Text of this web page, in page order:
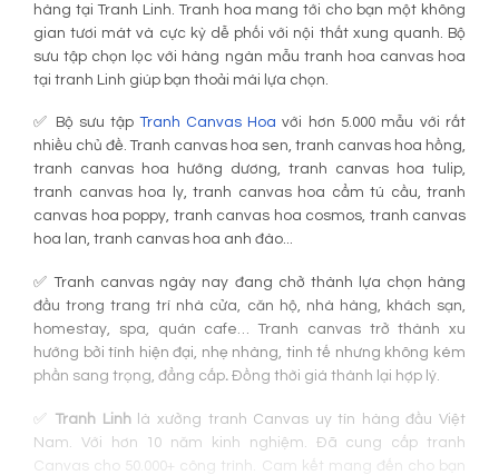
hàng tại Tranh Linh. Tranh hoa mang tới cho bạn một không
gian tươi mát và cực kỳ dễ phối với nội thất xung quanh. Bộ
sưu tập chọn lọc với hàng ngàn mẫu tranh hoa canvas hoa
tại tranh Linh giúp bạn thoải mái lựa chọn.
✅ Bộ sưu tậpTranh Canvas Hoa với hơn 5.000 mẫu với rất
nhiều chủ đề. Tranh canvas hoa sen, tranh canvas hoa hồng,
tranh canvas hoa hướng dương, tranh canvas hoa tulip,
tranh canvas hoa ly, tranh canvas hoa cẩm tú cầu, tranh
canvas hoa poppy, tranh canvas hoa cosmos, tranh canvas
hoa lan, tranh canvas hoa anh đào...
✅ Tranh canvas ngày nay đang chở thành lựa chọn hàng
đầu trong trang trí nhà cửa, căn hộ, nhà hàng, khách sạn,
homestay, spa, quán cafe… Tranh canvas trở thành xu
hướng bởi tính hiện đại, nhẹ nhàng, tinh tế nhưng không kém
phần sang trọng, đẳng cấp. Đồng thời giá thành lại hợp lý.
✅Tranh Linhlà xưởng tranh Canvas uy tín hàng đầu Việt
Nam. Với hơn 10 năm kinh nghiệm. Đã cung cấp tranh
Canvas cho 50.000+ công trình. Cam kết mang đến cho bạn